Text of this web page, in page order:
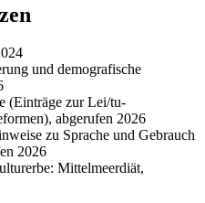
und demografische
(Einträge zur Lei/tu-
abgerufen 2026
zu Sprache und Gebrauch
2026
Mittelmeerdiät,